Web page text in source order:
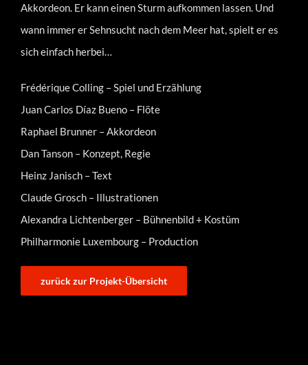
Akkordeon. Er kann einen Sturm aufkommen lassen. Und
wann immer er Sehnsucht nach dem Meer hat, spielt er es
sich einfach herbei…
Frédérique Colling – Spiel und Erzählung
Juan Carlos Díaz Bueno – Flöte
Raphael Brunner – Akkordeon
Dan Tanson – Konzept, Regie
Heinz Janisch – Text
Claude Grosch – Illustrationen
Alexandra Lichtenberger – Bühnenbild + Kostüm
Philharmonie Luxembourg – Production
zurück zur Projekt-Übersicht